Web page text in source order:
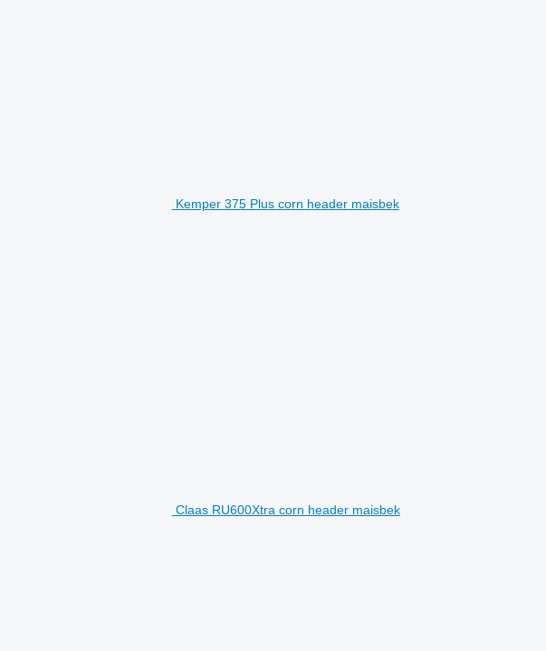
Kemper 375 Plus corn header maisbek
Claas RU600Xtra corn header maisbek